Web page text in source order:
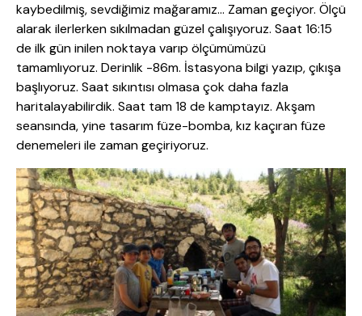
kaybedilmiş, sevdiğimiz mağaramız… Zaman geçiyor. Ölçü
alarak ilerlerken sıkılmadan güzel çalışıyoruz. Saat 16:15
de ilk gün inilen noktaya varıp ölçümümüzü
tamamlıyoruz. Derinlik -86m. İstasyona bilgi yazıp, çıkışa
başlıyoruz. Saat sıkıntısı olmasa çok daha fazla
haritalayabilirdik. Saat tam 18 de kamptayız. Akşam
seansında, yine tasarım füze-bomba, kız kaçıran füze
denemeleri ile zaman geçiriyoruz.